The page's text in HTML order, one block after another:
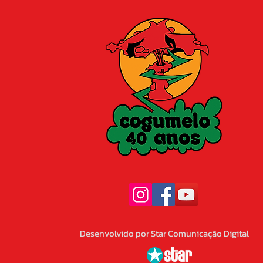
Desenvolvido por Star Comunicação Digital